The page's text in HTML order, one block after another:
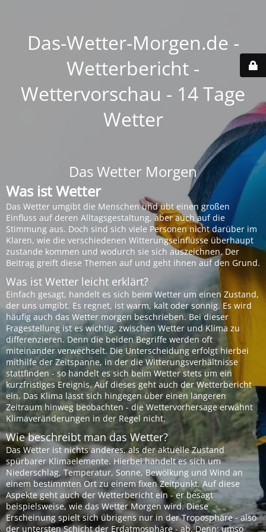
Das-Wetter-Morgen.de -
Wetterbericht -
Wettervorschau - 14 Tage
Wetter
Das Wetter Morgen
Was ist Wetter
Das Wetter umgibt die Menschen und übt einen großen
Einfluss auf deren Alltagsgestaltung, aber auch auf die
Stimmung aus. Doch sind sich viele Personen nicht darüber im
Klaren, wie die verschiedenen Witterungseinflüsse überhaupt
zustande kommen und wodurch sie sich auszeichnen. Der
Beitrag greift diese Themen auf und geht ihnen auf den Grund.
Was ist Wetter leicht erklärt?
Einfach gesagt, handelt es sich beim Wetter um einen Zustand,
der uns umgibt. Es regnet, ist warm, kalt oder sonnig. Es wird
häufig auch das Wetter morgen beschrieben. Bei dieser
Fragestellung ist es wichtig, zwischen Wetter und Klima zu
differenzieren. Denn die beiden Begriffe werden oft
miteinander verwechselt. Die Unterscheidung erfolgt hierbei
mithilfe der Zeitspanne, in der die Witterungsverhältnisse
stattfinden - so handelt es sich beim Wetter stets um ein
kurzfristiges Ereignis. Auf dieses geht auch der Wetterbericht
ein. Das Klima lässt sich hingegen über einen längeren
Zeitraum hinweg beobachten - die Wettervorhersage erwähnt
Klimaveränderungen in der Regel nicht.
Wie beschreibt man das Wetter?
Das Wetter ist nichts anderes, als der aktuelle Zustand
spürbarer Klimaelemente. Hierbei handelt es sich um
Niederschlag, Temperatur, Sonne, Bewölkung und Wind an
einem bestimmten Ort zu einem fixen Zeitpunkt. Auf diese
Aspekte geht auch der Wetterbericht ein - er besagt
beispielsweise, wie das Wetter Morgen wird. Diese
Erscheinung spielt sich übrigens nur in der Troposphäre - also
der untersten Schicht der Erdatmosphäre - ab. Denn: umso